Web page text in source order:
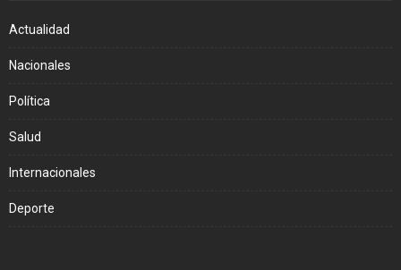
Actualidad
Nacionales
Política
Salud
Internacionales
Deporte